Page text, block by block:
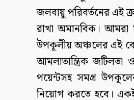
জলবায়ু পরিবর্তনের এই
রাখা অমানবিক। আমরা
উপকূলীয় অঞ্চলের এই
আমলাতান্ত্রিক
পয়েন্টসহ সমগ্র
নিয়োগ করতে হবে। একই